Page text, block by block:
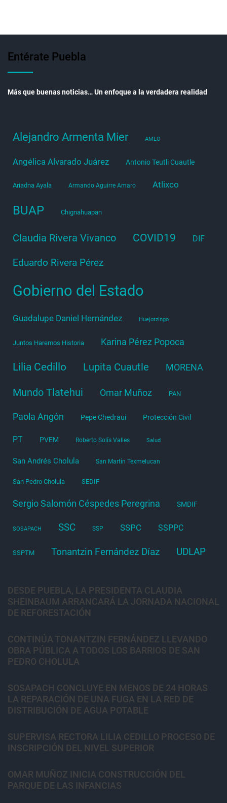
Entérate Puebla
Más que buenas noticias… Un enfoque a la verdadera realidad
Alejandro Armenta Mier AMLO
Angélica Alvarado Juárez Antonio Teutli Cuautle
Ariadna Ayala Armando Aguirre Amaro Atlixco
BUAP Chignahuapan
Claudia Rivera Vivanco COVID19 DIF
Eduardo Rivera Pérez
Gobierno del Estado
Guadalupe Daniel Hernández Huejotzingo
Juntos Haremos Historia Karina Pérez Popoca
Lilia Cedillo Lupita Cuautle MORENA
Mundo Tlatehui Omar Muñoz PAN
Paola Angón Pepe Chedraui Protección Civil
PT PVEM Roberto Solís Valles Salud
San Andrés Cholula San Martín Texmelucan
San Pedro Cholula SEDIF
Sergio Salomón Céspedes Peregrina SMDIF
SOSAPACH SSC SSP SSPC SSPPC
SSPTM Tonantzin Fernández Díaz UDLAP
DESDE PUEBLA, LA PRESIDENTA CLAUDIA
SHEINBAUM ARRANCARÁ LA JORNADA NACIONAL
DE REFORESTACIÓN
CONTINÚA TONANTZIN FERNÁNDEZ LLEVANDO
OBRA PÚBLICA A TODOS LOS BARRIOS DE SAN
PEDRO CHOLULA
SOSAPACH CONCLUYE EN MENOS DE 24 HORAS
LA REPARACIÓN DE UNA FUGA EN LA RED DE
DISTRIBUCIÓN DE AGUA POTABLE
SUPERVISA RECTORA LILIA CEDILLO PROCESO DE
INSCRIPCIÓN DEL NIVEL SUPERIOR
OMAR MUÑOZ INICIA CONSTRUCCIÓN DEL
PARQUE DE LAS INFANCIAS